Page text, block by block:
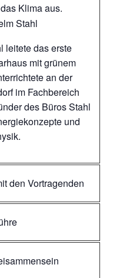
Klima aus.
Stahl
leitete das erste
mit grünem
an der
im Fachbereich
des Büros Stahl
und
den Vortragenden